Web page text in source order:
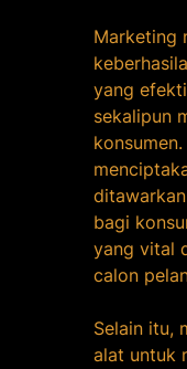
Marketing
yang
sekalipun
bagi
yang vital
calon
Selain itu,
alat untuk